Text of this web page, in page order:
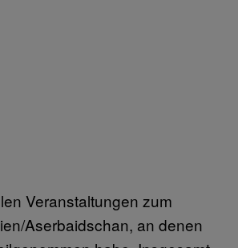
Veranstaltungen zum
Aserbaidschan, an denen